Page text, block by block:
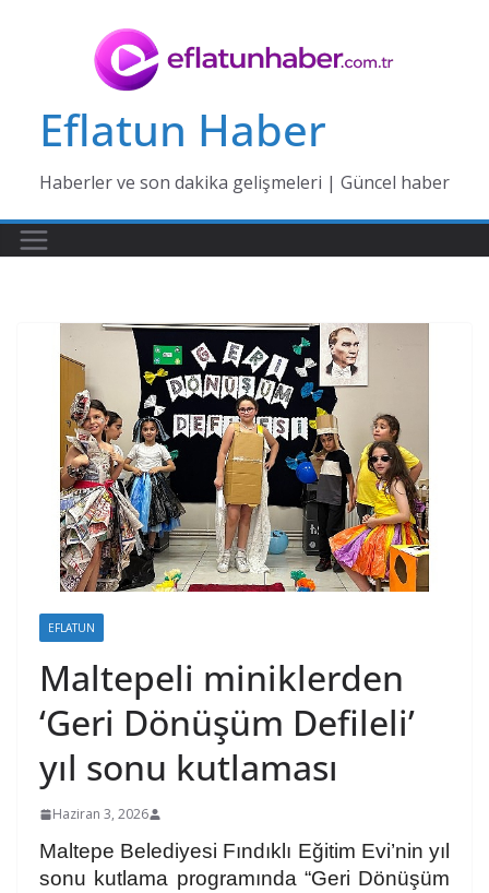
Eflatun Haber
Haberler ve son dakika gelişmeleri | Güncel haber
EFLATUN
Maltepeli miniklerden
‘Geri Dönüşüm Defileli’
yıl sonu kutlaması
Haziran 3, 2026
Maltepe Belediyesi Fındıklı Eğitim Evi’nin yıl
sonu kutlama programında “Geri Dönüşüm